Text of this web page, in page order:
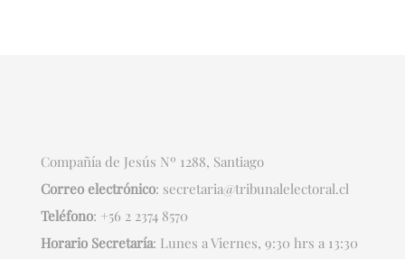
Compañía de Jesús Nº 1288, Santiago
Correo electrónico: secretaria@tribunalelectoral.cl
Teléfono: +56 2 2374 8570
Horario Secretaría: Lunes a Viernes, 9:30 hrs a 13:30